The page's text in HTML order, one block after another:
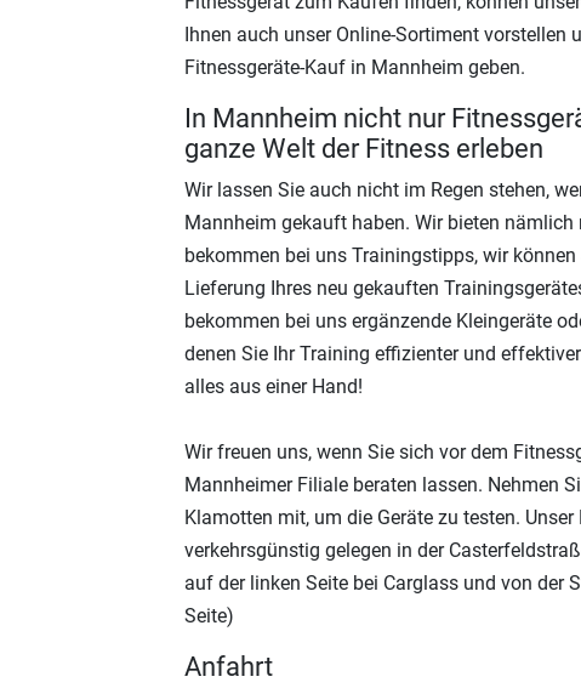
Ihnen auch unser Online-Sortiment vorstellen
Fitnessgeräte-Kauf in Mannheim geben.
In Mannheim nicht nur
ganze Welt der Fitness erleben
Wir lassen Sie auch nicht im Regen stehen,
Mannheim gekauft haben. Wir bieten nämlich
bekommen bei uns Trainingstipps, wir
Lieferung Ihres neu gekauften
bekommen bei uns ergänzende Kleingeräte
denen Sie Ihr Training effizienter und
alles aus einer Hand!
Wir freuen uns, wenn Sie sich vor dem
Mannheimer Filiale beraten lassen. Nehmen
Klamotten mit, um die Geräte zu testen.
verkehrsgünstig gelegen in der
auf der linken Seite bei Carglass und von der
Seite)
Anfahrt